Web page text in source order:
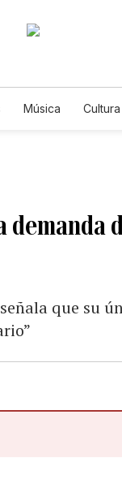
Música Cultura
demanda
que su